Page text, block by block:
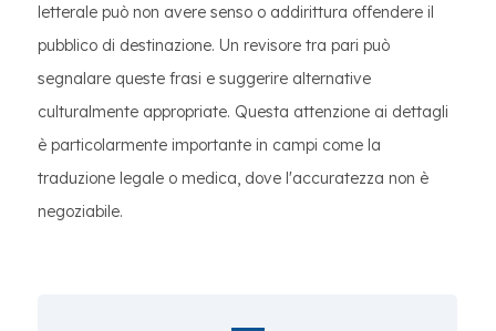
letterale può non avere senso o addirittura offendere il
pubblico di destinazione. Un revisore tra pari può
segnalare queste frasi e suggerire alternative
culturalmente appropriate. Questa attenzione ai dettagli
è particolarmente importante in campi come la
traduzione legale o medica, dove l'accuratezza non è
negoziabile.